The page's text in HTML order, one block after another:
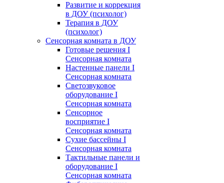
Развитие и коррекция
в ДОУ (психолог)
Терапия в ДОУ
(психолог)
Сенсорная комната в ДОУ
Готовые решения I
Сенсорная комната
Настенные панели I
Сенсорная комната
Светозвуковое
оборудование I
Сенсорная комната
Сенсорное
восприятие I
Сенсорная комната
Сухие бассейны I
Сенсорная комната
Тактильные панели и
оборудование I
Сенсорная комната